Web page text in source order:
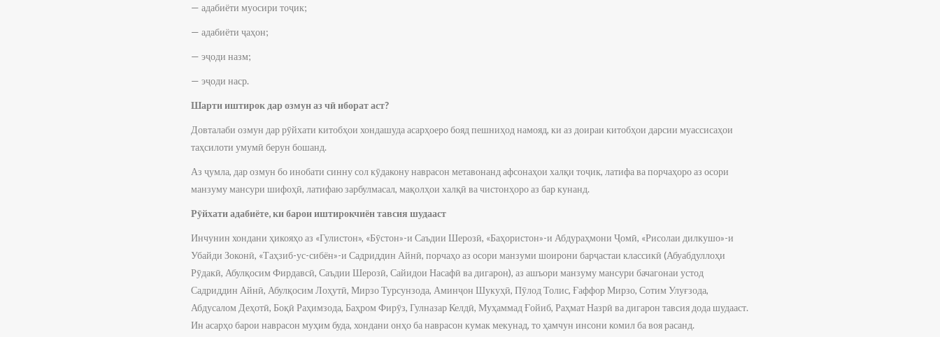
— адабиёти муосири тоҷик;
— адабиёти ҷаҳон;
— эҷоди назм;
— эҷоди наср.
Шарти иштирок дар озмун аз чӣ иборат аст?
Довталаби озмун дар рӯйхати китобҳои хондашуда асарҳоеро бояд пешниҳод намояд, ки аз доираи китобҳои дарсии муассисаҳои
таҳсилоти умумӣ берун бошанд.
Аз ҷумла, дар озмун бо инобати синну сол кӯдакону наврасон метавонанд афсонаҳои халқи тоҷик, латифа ва порчаҳоро аз осори
манзуму мансури шифоҳӣ, латифаю зарбулмасал, мақолҳои халқӣ ва чистонҳоро аз бар кунанд.
Рӯйхати адабиёте, ки барои иштирокчиён тавсия шудааст
Инчунин хондани ҳикояҳо аз «Гулистон», «Бӯстон»-и Саъдии Шерозӣ, «Баҳористон»-и Абдураҳмони Ҷомӣ, «Рисолаи дилкушо»-и
Убайди Зоконӣ, «Таҳзиб-ус-сибён»-и Садриддин Айнӣ, порчаҳо аз осори манзуми шоирони барҷастаи классикӣ (Абуабдуллоҳи
Рӯдакӣ, Абулқосим Фирдавсӣ, Саъдии Шерозӣ, Сайидои Насафӣ ва дигарон), аз ашъори манзуму мансури бачагонаи устод
Садриддин Айнӣ, Абулқосим Лоҳутӣ, Мирзо Турсунзода, Аминҷон Шукуҳӣ, Пӯлод Толис, Ғаффор Мирзо, Сотим Улуғзода,
Абдусалом Деҳотӣ, Боқӣ Раҳимзода, Баҳром Фирӯз, Гулназар Келдӣ, Муҳаммад Ғойиб, Раҳмат Назрӣ ва дигарон тавсия дода шудааст.
Ин асарҳо барои наврасон муҳим буда, хондани онҳо ба наврасон кумак мекунад, то ҳамчун инсони комил ба воя расанд.